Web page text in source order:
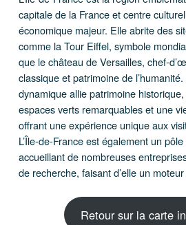
capitale de la France et centre
économique majeur. Elle abrite des
comme la Tour Eiffel, symbole
que le château de Versailles, chef-
classique et patrimoine de
dynamique allie patrimoine
espaces verts remarquables et une
offrant une expérience unique aux
L’Île-de-France est également un
accueillant de nombreuses
de recherche, faisant d’elle un
Retour sur la carte